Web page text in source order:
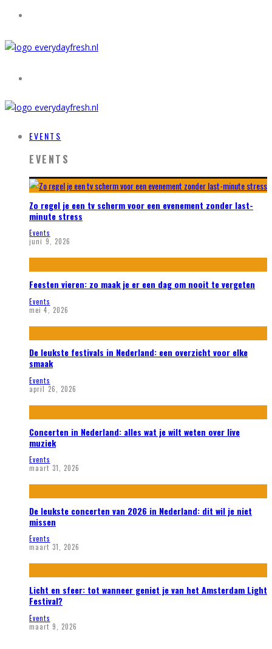
EVENTS
EVENTS
Zo regel je een tv scherm voor een evenement zonder last-
minute stress
Events
juni 9, 2026
Feesten vieren: zo maak je er een dag om nooit te vergeten
Events
mei 4, 2026
De leukste festivals in Nederland: een overzicht voor elke
smaak
Events
april 26, 2026
Concerten in Nederland: alles wat je wilt weten over live
muziek
Events
maart 31, 2026
De leukste concerten van 2026 in Nederland: dit wil je niet
missen
Events
maart 31, 2026
Licht en sfeer: tot wanneer geniet je van het Amsterdam Light
Festival?
Events
maart 9, 2026